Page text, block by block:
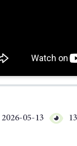
2026-05-13